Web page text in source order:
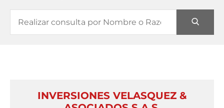
INVERSIONES VELASQUEZ &